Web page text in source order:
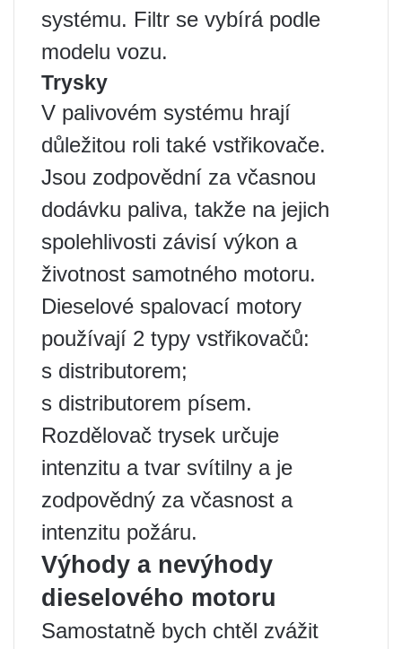
systému. Filtr se vybírá podle
modelu vozu.
Trysky
V palivovém systému hrají
důležitou roli také vstřikovače.
Jsou zodpovědní za včasnou
dodávku paliva, takže na jejich
spolehlivosti závisí výkon a
životnost samotného motoru.
Dieselové spalovací motory
používají 2 typy vstřikovačů:
s distributorem;
s distributorem písem.
Rozdělovač trysek určuje
intenzitu a tvar svítilny a je
zodpovědný za včasnost a
intenzitu požáru.
Výhody a nevýhody
dieselového motoru
Samostatně bych chtěl zvážit